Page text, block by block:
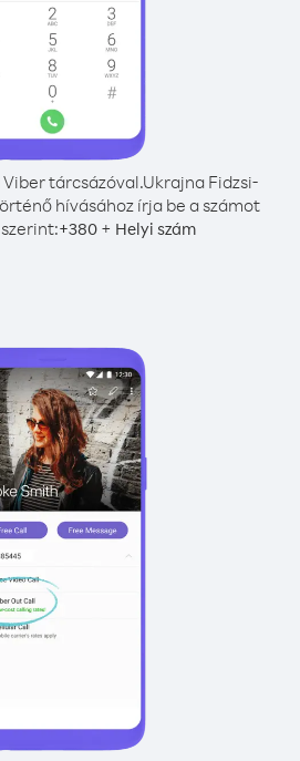
tárcsázóval.Ukrajna Fidzsi-
hívásához írja be a számot
+380+ Helyi szám